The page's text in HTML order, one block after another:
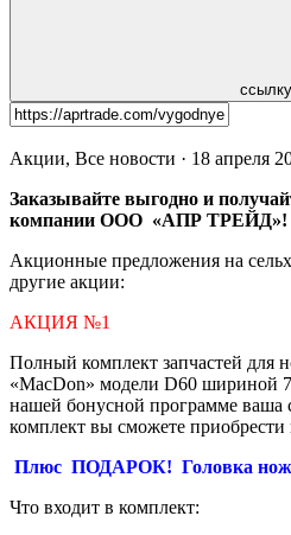
ссылку
Акции, Все новости · 18 апреля
Заказывайте выгодно и
компании ООО «АПР ТРЕЙД»!
Акционные предложения на
другие акции:
АКЦИЯ №1
Полный комплект запчастей для
«MacDon» модели D60
нашей бонусной программе ваша
комплект вы сможете приобрести
Плюс ПОДАРОК! Головка ножа
Что входит в комплект: